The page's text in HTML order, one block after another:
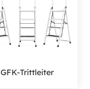
GFK-Trittleiter